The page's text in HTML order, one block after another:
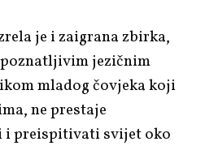
je i zaigrana zbirka,
jezičnim
mladog čovjeka koji
ne prestaje
preispitivati svijet oko